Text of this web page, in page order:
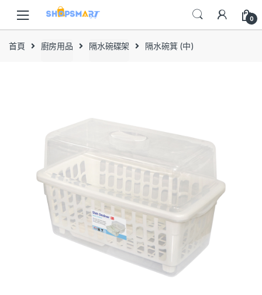
navigation
content
0
首頁 廚房用品 隔水碗碟架 隔水碗箕 (中)